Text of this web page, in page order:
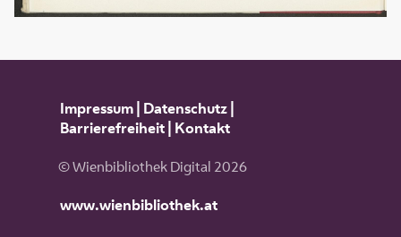
Impressum| Datenschutz|
Barrierefreiheit| Kontakt
© Wienbibliothek Digital 2026
www.wienbibliothek.at